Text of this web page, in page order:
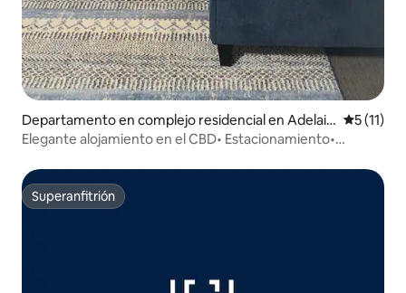
Departamento en complejo residencial en Adelaid
e
5 (11)
Elegante alojamiento en el CBD• Estacionamiento•
Superanfitrión
Superanfitrión